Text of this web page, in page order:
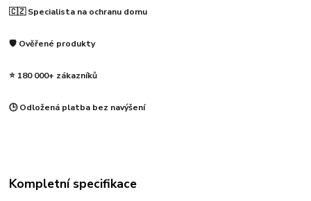
🇨🇿 Specialista na ochranu domu
🛡️ Ověřené produkty
⭐ 180 000+ zákazníků
🕒 Odložená platba bez navýšení
Kompletní specifikace